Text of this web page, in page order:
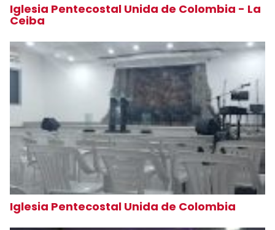
Iglesia Pentecostal Unida de Colombia - La
Ceiba
Iglesia Pentecostal Unida de Colombia